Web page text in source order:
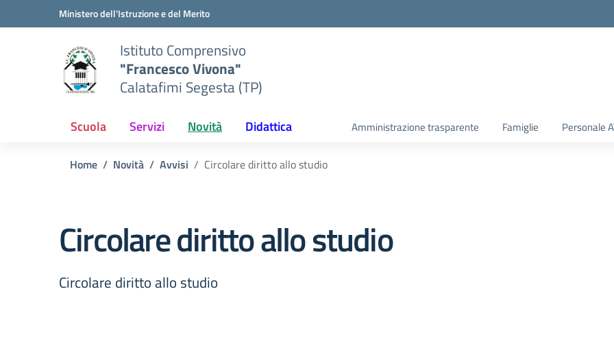
Vai ai contenuti
Vai al menu di navigazioneMinistero dell'Istruzione e del Merito
Istituto Comprensivo
"Francesco Vivona"
Calatafimi Segesta (TP)
Scuola Servizi Novità Didattica Amministrazione trasparente Famiglie Personale
Home Novità Avvisi Circolare diritto allo studio
Circolare diritto allo studio
Circolare diritto allo studio